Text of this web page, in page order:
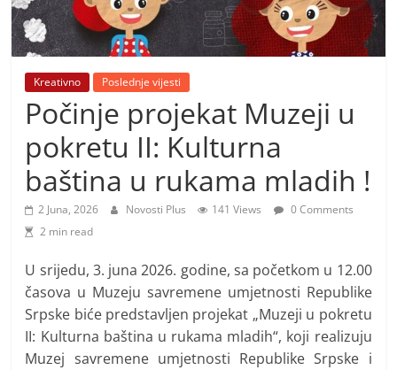
i
t
i
v
i
h
v
i
s
t
i
Kreativno Poslednje vijesti
Počinje projekat Muzeji u
pokretu II: Kulturna
baština u rukama mladih !
2 Juna, 2026 Novosti Plus 141 Views
0 Comments
2 min read
U srijedu, 3. juna 2026. godine, sa početkom u 12.00
časova u Muzeju savremene umjetnosti Republike
Srpske biće predstavljen projekat „Muzeji u pokretu
II: Kulturna baština u rukama mladih“, koji realizuju
Muzej savremene umjetnosti Republike Srpske i